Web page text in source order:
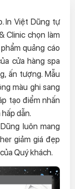
In Việt Dũng tự
Clinic chọn làm
quảng cáo
cửa hàng spa
ấn tượng. Mẫu
màu ghi sang
tạo điểm nhấn
dẫn.
luôn mang
giảm giá đẹp
Quý khách.